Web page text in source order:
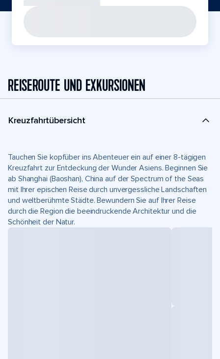
REISEROUTE UND EXKURSIONEN
Kreuzfahrtübersicht
Tauchen Sie kopfüber ins Abenteuer ein auf einer 8-tägigen
Kreuzfahrt zur Entdeckung der Wunder Asiens. Beginnen Sie
ab Shanghai (Baoshan), China auf der Spectrum of the Seas
mit Ihrer epischen Reise durch unvergessliche Landschaften
und weltberühmte Städte. Bewundern Sie auf Ihrer Reise
durch die Region die beeindruckende Architektur und die
Schönheit der Natur.